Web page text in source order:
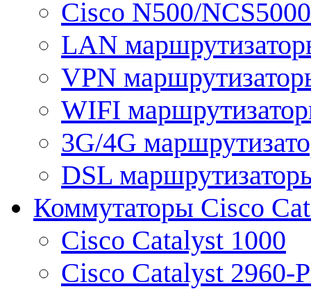
Cisco N500/
LAN
VPN
WIFI
3G/4G
DSL
Коммутаторы Cisco
Cisco Catalyst 1000
Cisco Catalyst 2960-